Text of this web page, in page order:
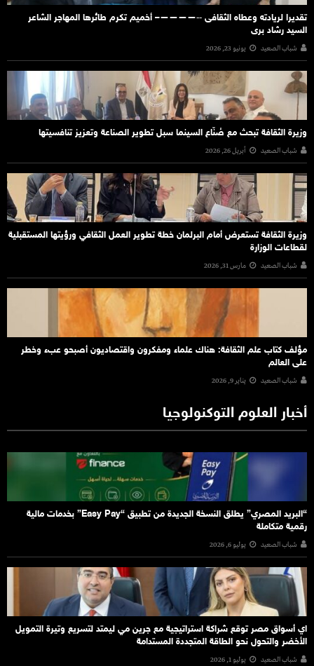
تقديرا لريادته وعطاه الثقافى ‐‐————– أخميم تكرم طائرها المهاجر الشاعر
السيد رشاد برى
شباب الصعيد يونيو 23, 2026
وزيرة الثقافة تبحث مع صُنّاع السينما سبل تطوير الصناعة وتعزيز تنافسيتها
شباب الصعيد أبريل 26, 2026
وزيرة الثقافة تستعرض أمام البرلمان خطة تطوير العمل الثقافي ورؤيتها المستقبلية
لقطاعات الوزارة
شباب الصعيد مارس 31, 2026
مؤلف كتاب علم الثقافة: هناك علماء ومفكرون واقتصاديون أصبحو عبء وخطر
على العالم
شباب الصعيد يناير 9, 2026
أخبار العلوم التوكنولوجيا
“البريد المصري” يطلق النسخة الجديدة من تطبيق “Easy Pay” بخدمات مالية
رقمية متكاملة
شباب الصعيد يوليو 6, 2026
اي أسواق مصر توقع شراكة استراتيجية مع جرين مي ليمتد لتسريع وتيرة التمويل
الأخضر والتحول نحو الطاقة المتجددة المستدامة
شباب الصعيد يوليو 1, 2026